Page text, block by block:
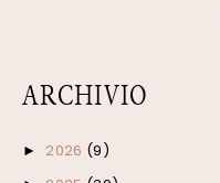
ARCHIVIO
► 2026 (9)